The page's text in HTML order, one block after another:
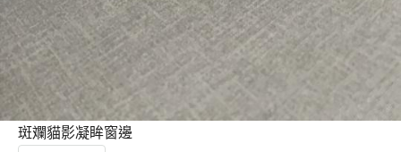
斑斕貓影凝眸窗邊